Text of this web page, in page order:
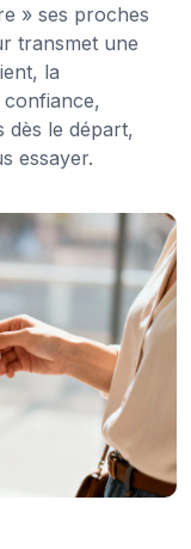
» ses proches
transmet une
la
confiance,
dès le départ,
essayer.